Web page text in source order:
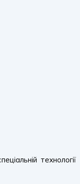
технології